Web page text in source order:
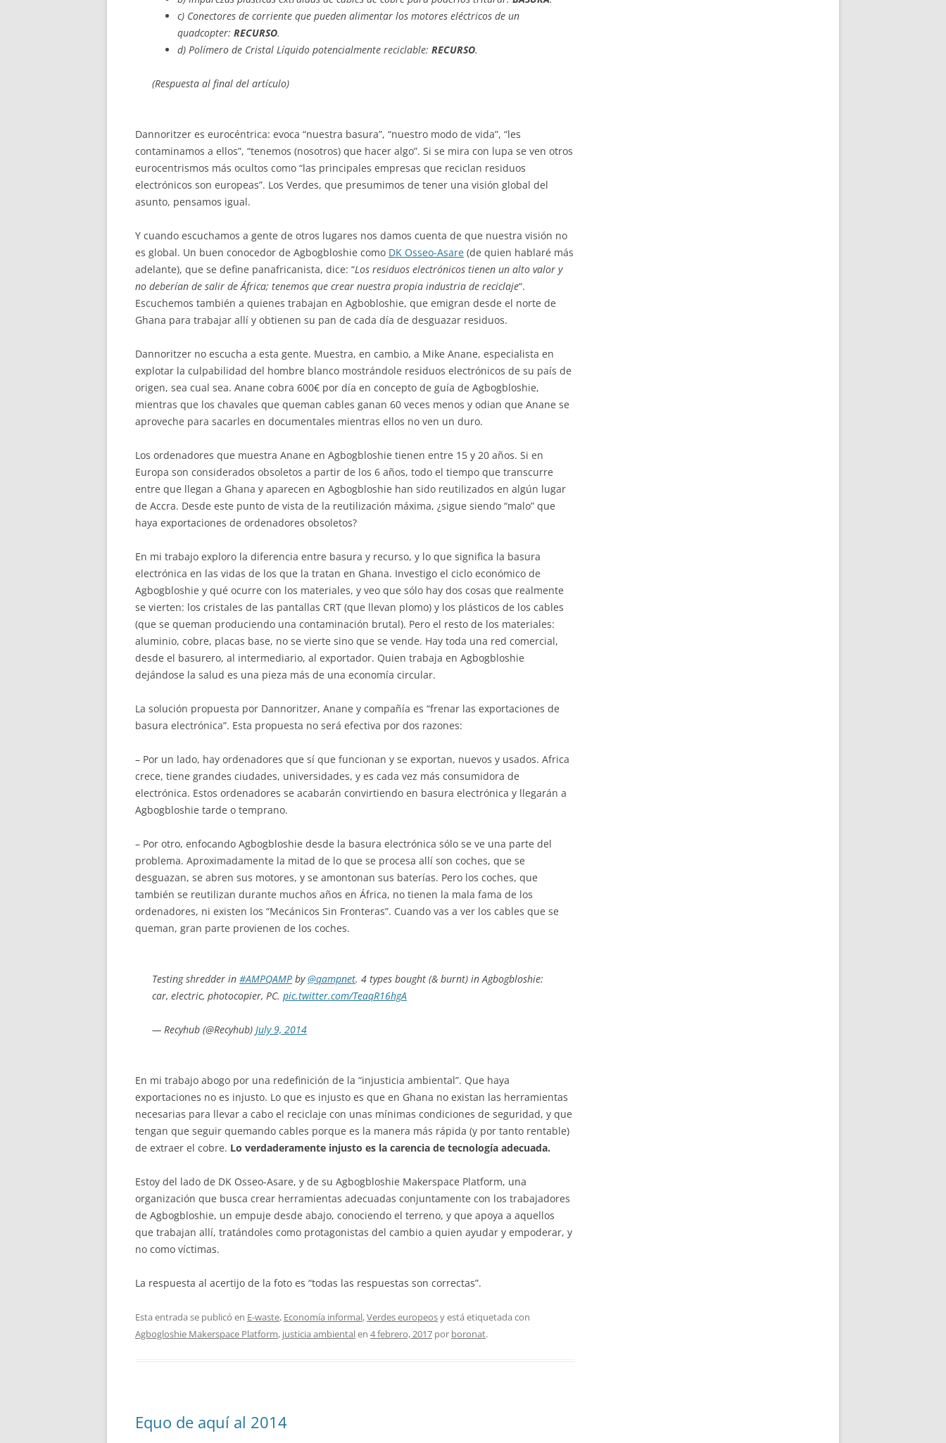
c) Conectores de corriente que pueden alimentar los motores eléctricos de un
quadcopter: RECURSO.
d) Polímero de Cristal Líquido potencialmente reciclable: RECURSO.
(Respuesta al final del artículo)
Dannoritzer es eurocéntrica: evoca “nuestra basura”, “nuestro modo de vida”, “les
contaminamos a ellos”, “tenemos (nosotros) que hacer algo”. Si se mira con lupa se ven otros
eurocentrismos más ocultos como “las principales empresas que reciclan residuos
electrónicos son europeas”. Los Verdes, que presumimos de tener una visión global del
asunto, pensamos igual.
Y cuando escuchamos a gente de otros lugares nos damos cuenta de que nuestra visión no
es global. Un buen conocedor de Agbogbloshie como DK Osseo-Asare (de quien hablaré más
adelante), que se define panafricanista, dice: “Los residuos electrónicos tienen un alto valor y
no deberían de salir de África; tenemos que crear nuestra propia industria de reciclaje“.
Escuchemos también a quienes trabajan en Agbobloshie, que emigran desde el norte de
Ghana para trabajar allí y obtienen su pan de cada día de desguazar residuos.
Dannoritzer no escucha a esta gente. Muestra, en cambio, a Mike Anane, especialista en
explotar la culpabilidad del hombre blanco mostrándole residuos electrónicos de su país de
origen, sea cual sea. Anane cobra 600€ por día en concepto de guía de Agbogbloshie,
mientras que los chavales que queman cables ganan 60 veces menos y odian que Anane se
aproveche para sacarles en documentales mientras ellos no ven un duro.
Los ordenadores que muestra Anane en Agbogbloshie tienen entre 15 y 20 años. Si en
Europa son considerados obsoletos a partir de los 6 años, todo el tiempo que transcurre
entre que llegan a Ghana y aparecen en Agbogbloshie han sido reutilizados en algún lugar
de Accra. Desde este punto de vista de la reutilización máxima, ¿sigue siendo “malo” que
haya exportaciones de ordenadores obsoletos?
En mi trabajo exploro la diferencia entre basura y recurso, y lo que significa la basura
electrónica en las vidas de los que la tratan en Ghana. Investigo el ciclo económico de
Agbogbloshie y qué ocurre con los materiales, y veo que sólo hay dos cosas que realmente
se vierten: los cristales de las pantallas CRT (que llevan plomo) y los plásticos de los cables
(que se queman produciendo una contaminación brutal). Pero el resto de los materiales:
aluminio, cobre, placas base, no se vierte sino que se vende. Hay toda una red comercial,
desde el basurero, al intermediario, al exportador. Quien trabaja en Agbogbloshie
dejándose la salud es una pieza más de una economía circular.
La solución propuesta por Dannoritzer, Anane y compañía es “frenar las exportaciones de
basura electrónica”. Esta propuesta no será efectiva por dos razones:
– Por un lado, hay ordenadores que sí que funcionan y se exportan, nuevos y usados. Africa
crece, tiene grandes ciudades, universidades, y es cada vez más consumidora de
electrónica. Estos ordenadores se acabarán convirtiendo en basura electrónica y llegarán a
Agbogbloshie tarde o temprano.
– Por otro, enfocando Agbogbloshie desde la basura electrónica sólo se ve una parte del
problema. Aproximadamente la mitad de lo que se procesa allí son coches, que se
desguazan, se abren sus motores, y se amontonan sus baterías. Pero los coches, que
también se reutilizan durante muchos años en África, no tienen la mala fama de los
ordenadores, ni existen los “Mecánicos Sin Fronteras”. Cuando vas a ver los cables que se
queman, gran parte provienen de los coches.
Testing shredder in #AMPQAMP by@qampnet. 4 types bought (& burnt) in Agbogbloshie:
car, electric, photocopier, PC. pic.twitter.com/TeaqR16hgA
— Recyhub (@Recyhub) July 9, 2014
En mi trabajo abogo por una redefinición de la “injusticia ambiental”. Que haya
exportaciones no es injusto. Lo que es injusto es que en Ghana no existan las herramientas
necesarias para llevar a cabo el reciclaje con unas mínimas condiciones de seguridad, y que
tengan que seguir quemando cables porque es la manera más rápida (y por tanto rentable)
de extraer el cobre. Lo verdaderamente injusto es la carencia de tecnología adecuada.
Estoy del lado de DK Osseo-Asare, y de su Agbogbloshie Makerspace Platform, una
organización que busca crear herramientas adecuadas conjuntamente con los trabajadores
de Agbogbloshie, un empuje desde abajo, conociendo el terreno, y que apoya a aquellos
que trabajan allí, tratándoles como protagonistas del cambio a quien ayudar y empoderar, y
no como víctimas.
La respuesta al acertijo de la foto es “todas las respuestas son correctas”.
Esta entrada se publicó en E-waste, Economía informal,Verdes europeosy está etiquetada con
Agbogloshie Makerspace Platform, justicia ambientalen 4 febrero, 2017 por boronat.
Equo de aquí al 2014